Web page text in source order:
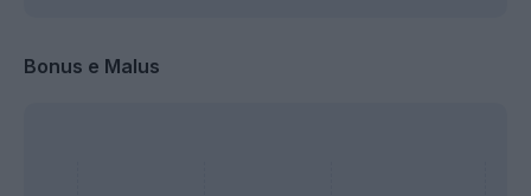
Bonus e Malus